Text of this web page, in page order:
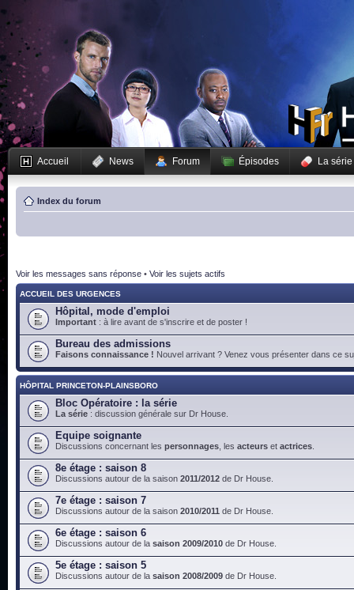
Accueil News Forum Épisodes La série
Index du forum
Voir les messages sans réponse • Voir les sujets actifs
ACCUEIL DES URGENCES
Hôpital, mode d'emploi
Important : à lire avant de s'inscrire et de poster !
Bureau des admissions
Faisons connaissance ! Nouvel arrivant ? Venez vous présenter dans ce
HÔPITAL PRINCETON-PLAINSBORO
Bloc Opératoire : la série
La série : discussion générale sur Dr House.
Equipe soignante
Discussions concernant les personnages , les acteurs et actrices
8e étage : saison 8
Discussions autour de la saison 2011/2012 de Dr House.
7e étage : saison 7
Discussions autour de la saison 2010/2011 de Dr House.
6e étage : saison 6
Discussions autour de la saison 2009/2010 de Dr House.
5e étage : saison 5
Discussions autour de la saison 2008/2009 de Dr House.